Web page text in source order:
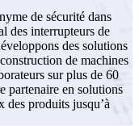
de sécurité dans
des interrupteurs de
des solutions
de machines
sur plus de 60
partenaire en solutions
des produits jusqu’à